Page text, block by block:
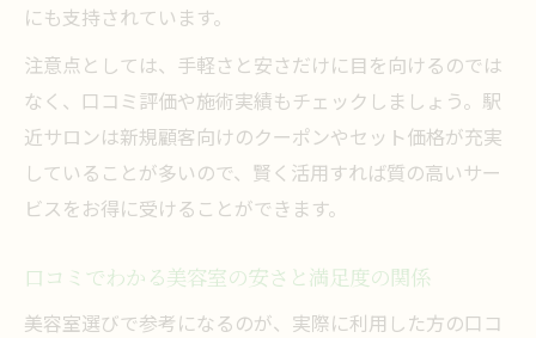
にも支持されています。
注意点としては、手軽さと安さだけに目を向けるのでは
なく、口コミ評価や施術実績もチェックしましょう。駅
近サロンは新規顧客向けのクーポンやセット価格が充実
していることが多いので、賢く活用すれば質の高いサー
ビスをお得に受けることができます。
口コミでわかる美容室の安さと満足度の関係
美容室選びで参考になるのが、実際に利用した方の口コ